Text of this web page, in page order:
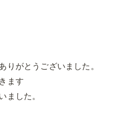
りがとうございました。
ます
ました。